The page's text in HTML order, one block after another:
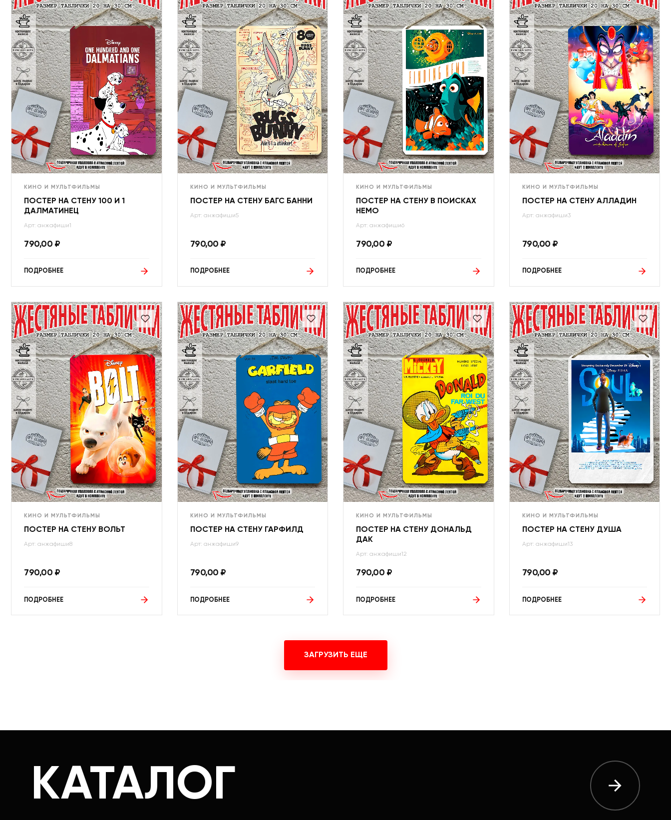
КИНО И МУЛЬТФИЛЬМЫ
ПОСТЕР НА СТЕНУ 100 И 1
ДАЛМАТИНЕЦ
Арт: анжафиши1
790,00 ₽
ПОДРОБНЕЕ
КИНО И МУЛЬТФИЛЬМЫ
ПОСТЕР НА СТЕНУ БАГС БАННИ
Арт: анжафиши5
790,00 ₽
ПОДРОБНЕЕ
КИНО И МУЛЬТФИЛЬМЫ
ПОСТЕР НА СТЕНУ В ПОИСКАХ
НЕМО
Арт: анжафиши6
790,00 ₽
ПОДРОБНЕЕ
КИНО И МУЛЬТФИЛЬМЫ
ПОСТЕР НА СТЕНУ АЛЛАДИН
Арт: анжафиши3
790,00 ₽
ПОДРОБНЕЕ
КИНО И МУЛЬТФИЛЬМЫ
ПОСТЕР НА СТЕНУ ВОЛЬТ
Арт: анжафиши8
790,00 ₽
ПОДРОБНЕЕ
КИНО И МУЛЬТФИЛЬМЫ
ПОСТЕР НА СТЕНУ ГАРФИЛД
Арт: анжафиши9
790,00 ₽
ПОДРОБНЕЕ
КИНО И МУЛЬТФИЛЬМЫ
ПОСТЕР НА СТЕНУ ДОНАЛЬД
ДАК
Арт: анжафиши12
790,00 ₽
ПОДРОБНЕЕ
КИНО И МУЛЬТФИЛЬМЫ
ПОСТЕР НА СТЕНУ ДУША
Арт: анжафиши13
790,00 ₽
ПОДРОБНЕЕ
ЗАГРУЗИТЬ ЕЩЕ
КАТАЛОГ